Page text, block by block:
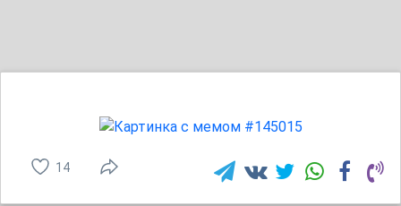
14